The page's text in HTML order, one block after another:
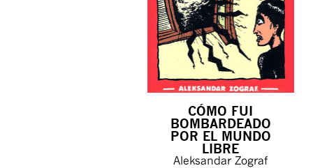
CÓMO FUI
BOMBARDEADO
POR EL MUNDO
LIBRE
Aleksandar Zograf